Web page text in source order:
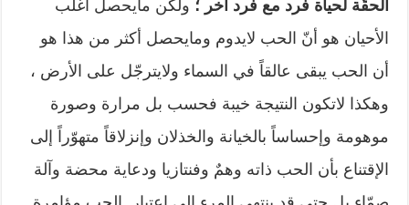
الحقّة لحياة فرد مع فرد آخر ؛ ولكن مايحصل أغلب
الأحيان هو أنّ الحب لايدوم ومايحصل أكثر من هذا هو
أن الحب يبقى عالقاً في السماء ولايترجّل على الأرض ،
وهكذا لاتكون النتيجة خيبة فحسب بل مرارة وصورة
موهومة وإحساساً بالخيانة والخذلان وإنزلاقاً متهوّراً إلى
الإقتناع بأن الحب ذاته وهمٌ وفنتازيا ودعاية محضة وآلة